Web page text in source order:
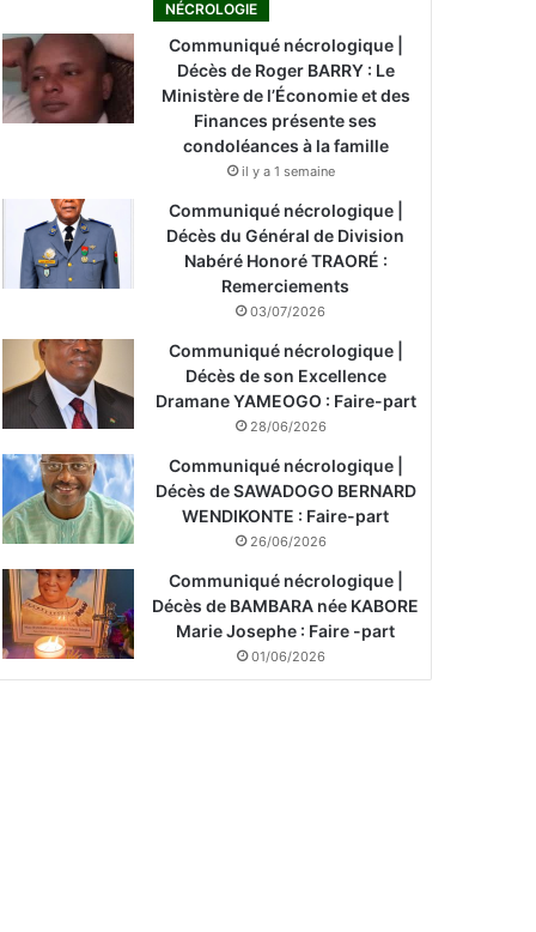
NÉCROLOGIE
Communiqué nécrologique |
Décès de Roger BARRY : Le
Ministère de l’Économie et des
Finances présente ses
condoléances à la famille
il y a 1 semaine
Communiqué nécrologique |
Décès du Général de Division
Nabéré Honoré TRAORÉ :
Remerciements
03/07/2026
Communiqué nécrologique |
Décès de son Excellence
Dramane YAMEOGO : Faire-part
28/06/2026
Communiqué nécrologique |
Décès de SAWADOGO BERNARD
WENDIKONTE : Faire-part
26/06/2026
Communiqué nécrologique |
Décès de BAMBARA née KABORE
Marie Josephe : Faire -part
01/06/2026